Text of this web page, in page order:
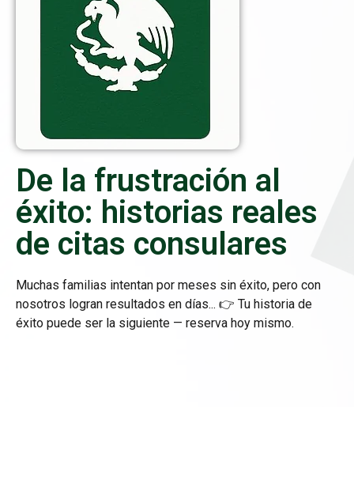
De la frustración al
éxito: historias reales
de citas consulares
Muchas familias intentan por meses sin éxito, pero con
nosotros logran resultados en días... 👉 Tu historia de
éxito puede ser la siguiente — reserva hoy mismo.